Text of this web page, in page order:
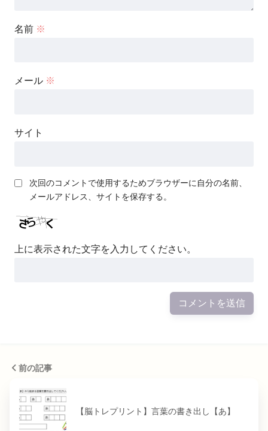
名前 ※
メール ※
サイト
次回のコメントで使用するためブラウザーに自分の名前、
メールアドレス、サイトを保存する。
上に表示された文字を入力してください。
前の記事
【脳トレプリント】言葉の書き出し【あ】